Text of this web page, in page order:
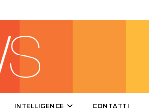
INTELLIGENCE CONTATTI